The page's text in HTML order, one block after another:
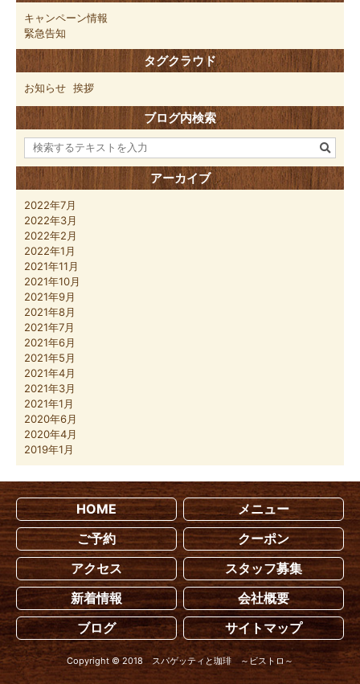
キャンペーン情報
緊急告知
タグクラウド
お知らせ 挨拶
ブログ内検索
アーカイブ
2022年7月
2022年3月
2022年2月
2022年1月
2021年11月
2021年10月
2021年9月
2021年8月
2021年7月
2021年6月
2021年5月
2021年4月
2021年3月
2021年1月
2020年6月
2020年4月
2019年1月
HOME
メニュー
ご予約
クーポン
アクセス
スタッフ募集
新着情報
会社概要
ブログ
サイトマップ
Copyright © 2018 スパゲッティと珈琲 ～ビストロ～